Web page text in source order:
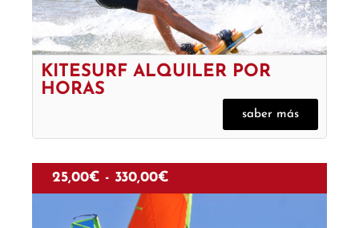
KITESURF ALQUILER POR
HORAS
saber más
25,00€ - 330,00€